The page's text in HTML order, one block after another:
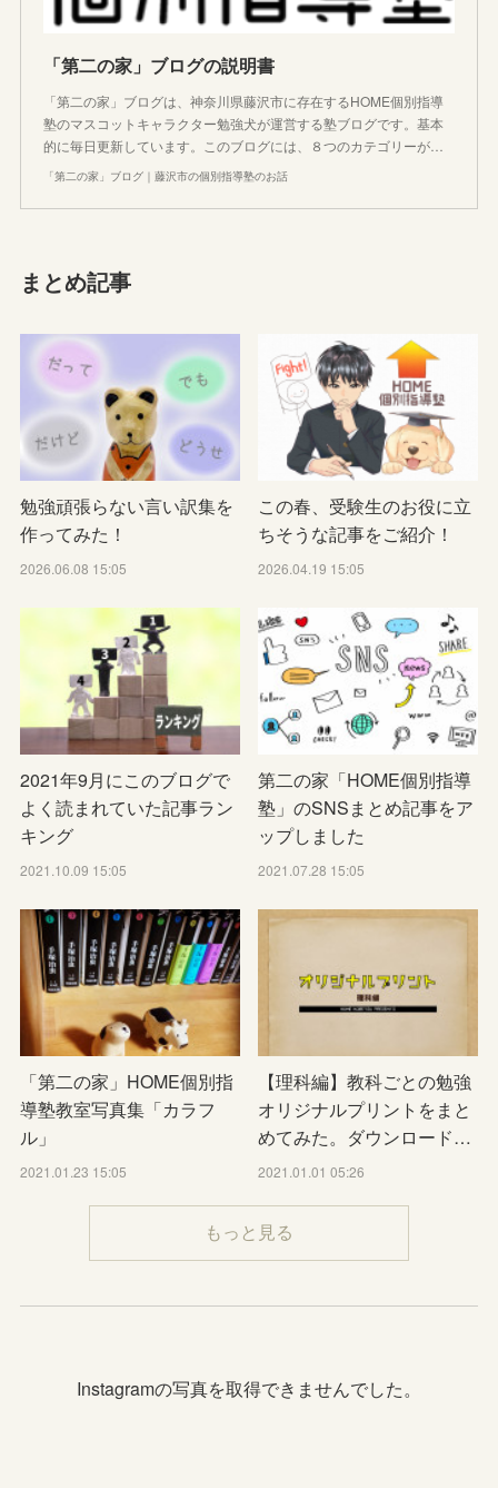
「第二の家」ブログの説明書
「第二の家」ブログは、神奈川県藤沢市に存在するHOME個別指導
塾のマスコットキャラクター勉強犬が運営する塾ブログです。基本
的に毎日更新しています。このブログには、８つのカテゴリーが…
「第二の家」ブログ｜藤沢市の個別指導塾のお話
まとめ記事
勉強頑張らない言い訳集を
作ってみた！
2026.06.08 15:05
この春、受験生のお役に立
ちそうな記事をご紹介！
2026.04.19 15:05
2021年9月にこのブログで
よく読まれていた記事ラン
キング
2021.10.09 15:05
第二の家「HOME個別指導
塾」のSNSまとめ記事をア
ップしました
2021.07.28 15:05
「第二の家」HOME個別指
導塾教室写真集「カラフ
ル」
2021.01.23 15:05
【理科編】教科ごとの勉強
オリジナルプリントをまと
めてみた。ダウンロード…
2021.01.01 05:26
もっと見る
Instagramの写真を取得できませんでした。